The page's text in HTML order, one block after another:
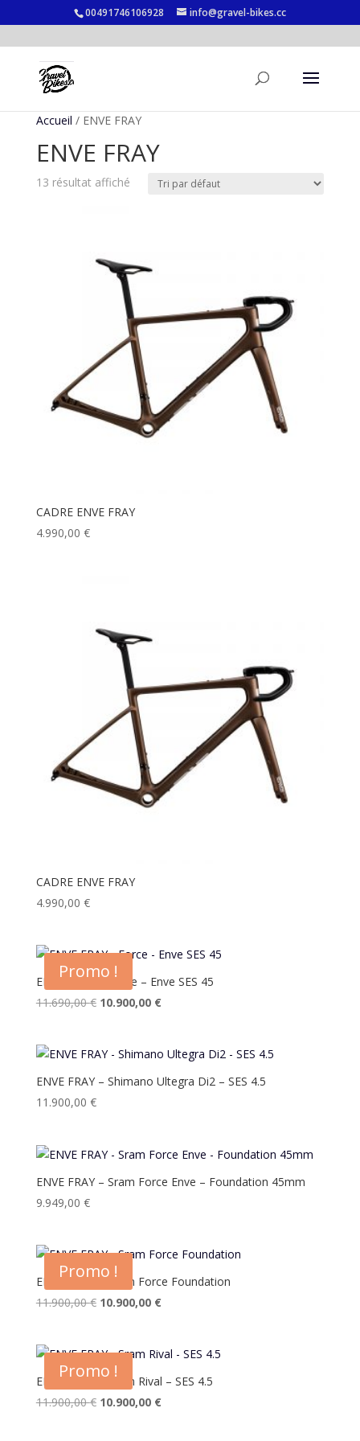
00491746106928 info@gravel-bikes.cc
Accueil / ENVE FRAY
ENVE FRAY
13 résultat affiché
CADRE ENVE FRAY
4.990,00 €
CADRE ENVE FRAY
4.990,00 €
Promo !
ENVE FRAY – Force – Enve SES 45
11.690,00€ Le
était :
11.690,00 €.
10.900,00 €Le
est :
10.900,00 €.
ENVE FRAY – Shimano Ultegra Di2 – SES 4.5
11.900,00 €
ENVE FRAY – Sram Force Enve – Foundation 45mm
9.949,00 €
Promo !
ENVE FRAY – Sram Force Foundation
11.900,00€ Le
était :
11.900,00 €.
10.900,00 €Le
est :
10.900,00 €.
Promo !
ENVE FRAY – Sram Rival – SES 4.5
11.900,00€ Le
10.900,00 €Le